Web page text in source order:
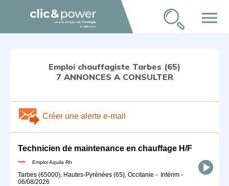
menu
Emploi chauffagiste Tarbes (65)
7 ANNONCES A CONSULTER
Créer une alerte e-mail
Technicien de maintenance en chauffage H/F
Emploi Aquila Rh
Tarbes (65000), Hautes-Pyrénées (65), Occitanie - Intérim -
06/08/2026